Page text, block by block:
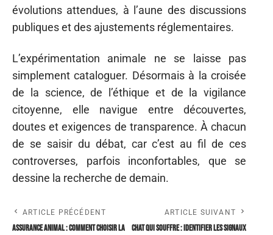
évolutions attendues, à l’aune des discussions
publiques et des ajustements réglementaires.
L’expérimentation animale ne se laisse pas
simplement cataloguer. Désormais à la croisée
de la science, de l’éthique et de la vigilance
citoyenne, elle navigue entre découvertes,
doutes et exigences de transparence. À chacun
de se saisir du débat, car c’est au fil de ces
controverses, parfois inconfortables, que se
dessine la recherche de demain.
ARTICLE PRÉCÉDENT
Assurance animal : comment choisir la
ARTICLE SUIVANT
Chat qui souffre : identifier les signaux